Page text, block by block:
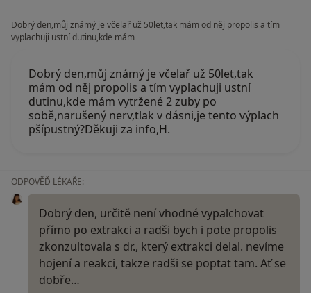
Dobrý den,můj známý je včelař už 50let,tak mám od něj propolis a tím
vyplachuji ustní dutinu,kde mám
Dobrý den,můj známý je včelař už 50let,tak
mám od něj propolis a tím vyplachuji ustní
dutinu,kde mám vytržené 2 zuby po
sobě,narušený nerv,tlak v dásni,je tento výplach
pšípustný?Děkuji za info,H.
ODPOVĚĎ LÉKAŘE:
Dobrý den, určitě není vhodné vypalchovat
přímo po extrakci a radši bych i pote propolis
zkonzultovala s dr., který extrakci delal. nevíme
hojení a reakci, takze radši se poptat tam. Ať se
dobře…